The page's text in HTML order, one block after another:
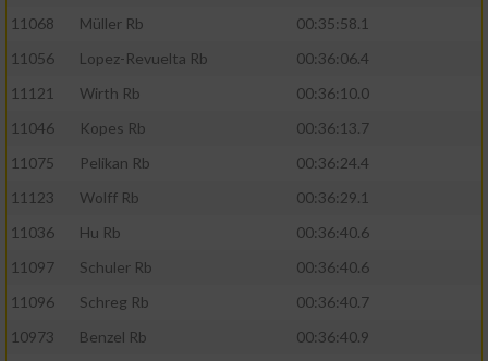
11068
Müller Rb
00:35:58.1
11056
Lopez-Revuelta Rb
00:36:06.4
11121
Wirth Rb
00:36:10.0
11046
Kopes Rb
00:36:13.7
11075
Pelikan Rb
00:36:24.4
11123
Wolff Rb
00:36:29.1
11036
Hu Rb
00:36:40.6
11097
Schuler Rb
00:36:40.6
11096
Schreg Rb
00:36:40.7
10973
Benzel Rb
00:36:40.9